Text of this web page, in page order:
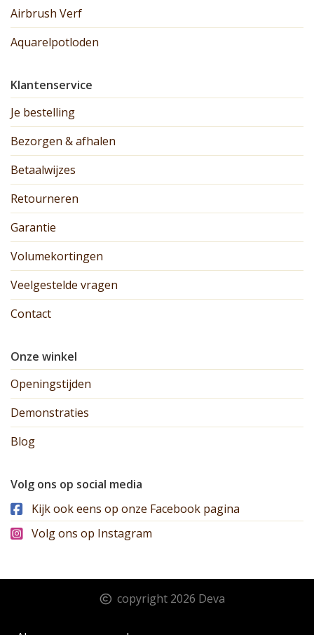
Airbrush Verf
Aquarelpotloden
Klantenservice
Je bestelling
Bezorgen & afhalen
Betaalwijzes
Retourneren
Garantie
Volumekortingen
Veelgestelde vragen
Contact
Onze winkel
Openingstijden
Demonstraties
Blog
Volg ons op social media
Kijk ook eens op onze Facebook pagina
Volg ons op Instagram
copyright 2026 Deva